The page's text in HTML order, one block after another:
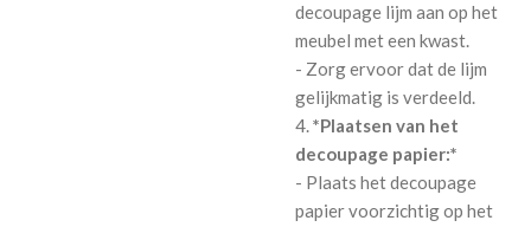
decoupage lijm aan op het
meubel met een kwast.
- Zorg ervoor dat de lijm
gelijkmatig is verdeeld.
4.*Plaatsen van het
decoupage papier:*
- Plaats het decoupage
papier voorzichtig op het